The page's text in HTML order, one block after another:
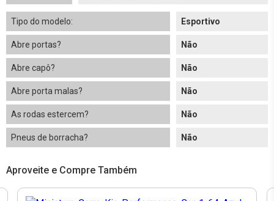
Tipo do modelo: Esportivo
Abre portas? Não
Abre capô? Não
Abre porta malas? Não
As rodas estercem? Não
Pneus de borracha? Não
Aproveite e Compre Também